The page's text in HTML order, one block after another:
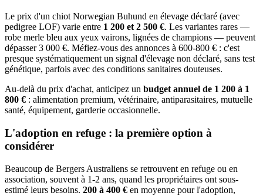
Le prix d'un chiot Norwegian Buhund en élevage déclaré (avec
pedigree LOF) varie entre 1 200 et 2 500 €. Les variantes rares —
robe merle bleu aux yeux vairons, lignées de champions — peuvent
dépasser 3 000 €. Méfiez-vous des annonces à 600-800 € : c'est
presque systématiquement un signal d'élevage non déclaré, sans test
génétique, parfois avec des conditions sanitaires douteuses.
Au-delà du prix d'achat, anticipez un budget annuel de 1 200 à 1
800 € : alimentation premium, vétérinaire, antiparasitaires, mutuelle
santé, équipement, garderie occasionnelle.
L'adoption en refuge : la première option à
considérer
Beaucoup de Bergers Australiens se retrouvent en refuge ou en
association, souvent à 1-2 ans, quand les propriétaires ont sous-
estimé leurs besoins. 200 à 400 € en moyenne pour l'adoption,